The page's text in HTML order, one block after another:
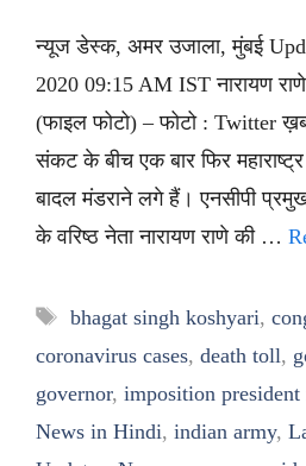
न्यूज डेस्क, अमर उजाला, मुंबई
2020 09:15 AM IST नारायण
(फाइल फोटो) – फोटो : Twitter
संकट के बीच एक बार फिर
बादल मंडराने लगे हैं। एनसीपी
के वरिष्ठ नेता नारायण राणे की …
Tags
bhagat singh koshyari,
coronavirus cases, death toll,
governor, imposition
News in Hindi, indian army,